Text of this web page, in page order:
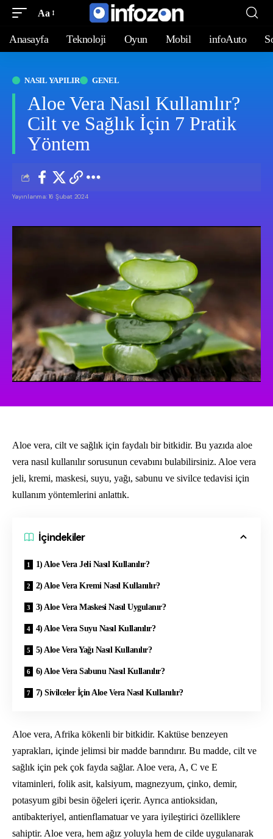
Aa
Anasayfa Teknoloji Oyun Mobil infoAuto
NASIL YAPILIR GENEL
Aloe Vera Nasıl Kullanılır?
Cilt ve Sağlık İçin 7 Pratik
Yöntem
Yayınlanma: 16 Şubat 2024
Aloe vera, cilt ve sağlık için faydalı bir bitkidir. Bu yazıda aloe
vera nasıl kullanılır sorusunun cevabını bulabilirsiniz. Aloe vera
jeli, kremi, maskesi, suyu, yağı, sabunu ve sivilce tedavisi için
kullanım yöntemlerini anlattık.
İçindekiler
1) Aloe Vera Jeli Nasıl Kullanılır?
2) Aloe Vera Kremi Nasıl Kullanılır?
3) Aloe Vera Maskesi Nasıl Uygulanır?
4) Aloe Vera Suyu Nasıl Kullanılır?
5) Aloe Vera Yağı Nasıl Kullanılır?
6) Aloe Vera Sabunu Nasıl Kullanılır?
7) Sivilceler İçin Aloe Vera Nasıl Kullanılır?
Aloe vera, Afrika kökenli bir bitkidir. Kaktüse benzeyen
yaprakları, içinde jelimsi bir madde barındırır. Bu madde, cilt ve
sağlık için pek çok fayda sağlar. Aloe vera, A, C ve E
vitaminleri, folik asit, kalsiyum, magnezyum, çinko, demir,
potasyum gibi besin öğeleri içerir. Ayrıca antioksidan,
antibakteriyel, antienflamatuar ve yara iyileştirici özelliklere
sahiptir. Aloe vera, hem ağız yoluyla hem de cilde uygulanarak